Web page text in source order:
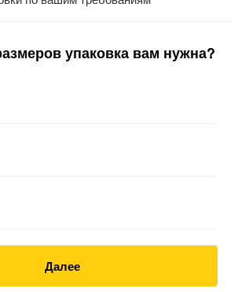
упаковка вам нужна?
Далее